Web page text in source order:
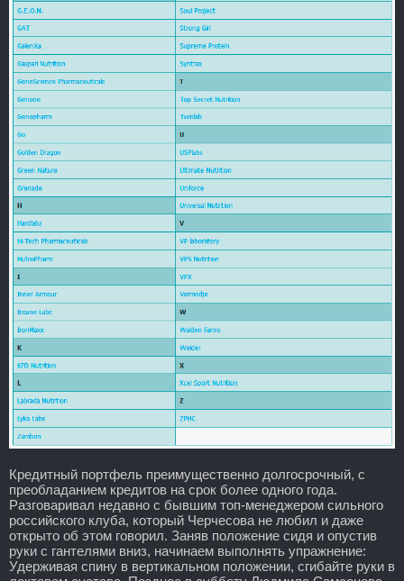
Кредитный портфель преимущественно долгосрочный, с
преобладанием кредитов на срок более одного года.
Разговаривал недавно с бывшим топ-менеджером сильного
российского клуба, который Черчесова не любил и даже
открыто об этом говорил. Заняв положение сидя и опустив
руки с гантелями вниз, начинаем выполнять упражнение:
Удерживая спину в вертикальном положении, сгибайте руки в